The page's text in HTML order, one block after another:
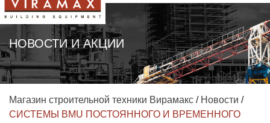
НОВОСТИ И АКЦИИ
Магазин строительной техники Вирамакс / Новости /
СИСТЕМЫ BMU ПОСТОЯННОГО И ВРЕМЕННОГО